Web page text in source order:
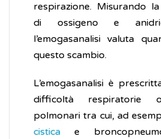
respirazione. Misurando
di ossigeno e
l’emogasanalisi valuta
questo scambio.
L’emogasanalisi è
difficoltà respiratorie
polmonari tra cui, ad
cistica e